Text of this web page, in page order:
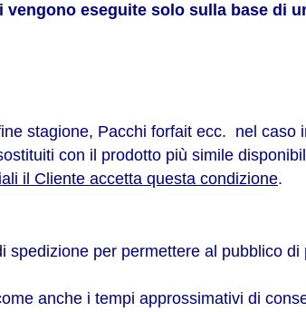
eseguite solo sulla base di
stagione, Pacchi forfait ecc. nel caso
con il prodotto più simile
il Cliente accetta questa condizione.
per permettere al pubblico
anche i tempi approssimativi di